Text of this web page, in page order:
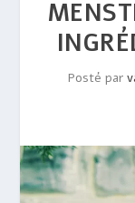
Posté par